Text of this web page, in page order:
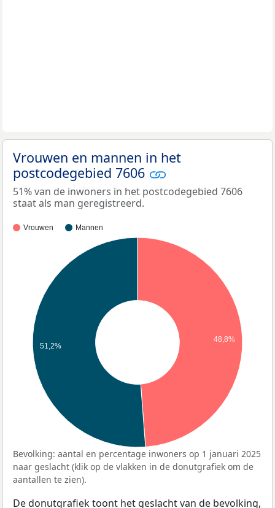
Vrouwen en mannen in het
postcodegebied 7606
51% van de inwoners in het postcodegebied 7606
staat als man geregistreerd.
Vrouwen Mannen
48,8%
51,2%
Bevolking: aantal en percentage inwoners op 1 januari 2025
naar geslacht (klik op de vlakken in de donutgrafiek om de
aantallen te zien).
De donutgrafiek toont het geslacht van de bevolking,